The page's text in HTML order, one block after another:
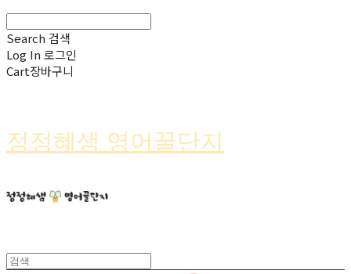
Search 검색
Log In 로그인
Cart장바구니
정정혜샘 영어꿀단지